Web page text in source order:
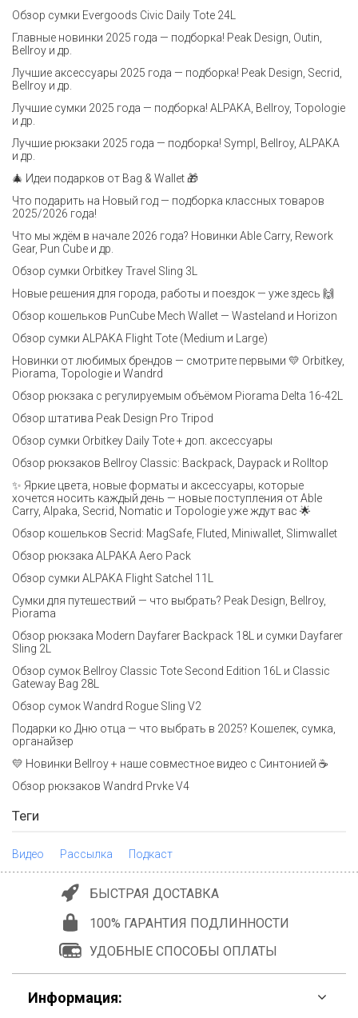
Обзор сумки Evergoods Civic Daily Tote 24L
Главные новинки 2025 года — подборка! Peak Design, Outin,
Bellroy и др.
Лучшие аксессуары 2025 года — подборка! Peak Design, Secrid,
Bellroy и др.
Лучшие сумки 2025 года — подборка! ALPAKA, Bellroy, Topologie
и др.
Лучшие рюкзаки 2025 года — подборка! Sympl, Bellroy, ALPAKA
и др.
🎄 Идеи подарков от Bag & Wallet 🎁
Что подарить на Новый год — подборка классных товаров
2025/2026 года!
Что мы ждём в начале 2026 года? Новинки Able Carry, Rework
Gear, Pun Cube и др.
Обзор сумки Orbitkey Travel Sling 3L
Новые решения для города, работы и поездок — уже здесь 🙌
Обзор кошельков PunCube Mech Wallet — Wasteland и Horizon
Обзор сумки ALPAKA Flight Tote (Medium и Large)
Новинки от любимых брендов — смотрите первыми 💛 Orbitkey,
Piorama, Topologie и Wandrd
Обзор рюкзака с регулируемым объёмом Piorama Delta 16-42L
Обзор штатива Peak Design Pro Tripod
Обзор сумки Orbitkey Daily Tote + доп. аксессуары
Обзор рюкзаков Bellroy Classic: Backpack, Daypack и Rolltop
✨ Яркие цвета, новые форматы и аксессуары, которые
хочется носить каждый день — новые поступления от Able
Carry, Alpaka, Secrid, Nomatic и Topologie уже ждут вас 🌟
Обзор кошельков Secrid: MagSafe, Fluted, Miniwallet, Slimwallet
Обзор рюкзака ALPAKA Aero Pack
Обзор сумки ALPAKA Flight Satchel 11L
Сумки для путешествий — что выбрать? Peak Design, Bellroy,
Piorama
Обзор рюкзака Modern Dayfarer Backpack 18L и сумки Dayfarer
Sling 2L
Обзор сумок Bellroy Classic Tote Second Edition 16L и Classic
Gateway Bag 28L
Обзор сумок Wandrd Rogue Sling V2
Подарки ко Дню отца — что выбрать в 2025? Кошелек, сумка,
органайзер
💛 Новинки Bellroy + наше совместное видео с Синтонией ☕
Обзор рюкзаков Wandrd Prvke V4
Теги
Видео Рассылка Подкаст
БЫСТРАЯ ДОСТАВКА
100% ГАРАНТИЯ ПОДЛИННОСТИ
УДОБНЫЕ СПОСОБЫ ОПЛАТЫ
Информация: